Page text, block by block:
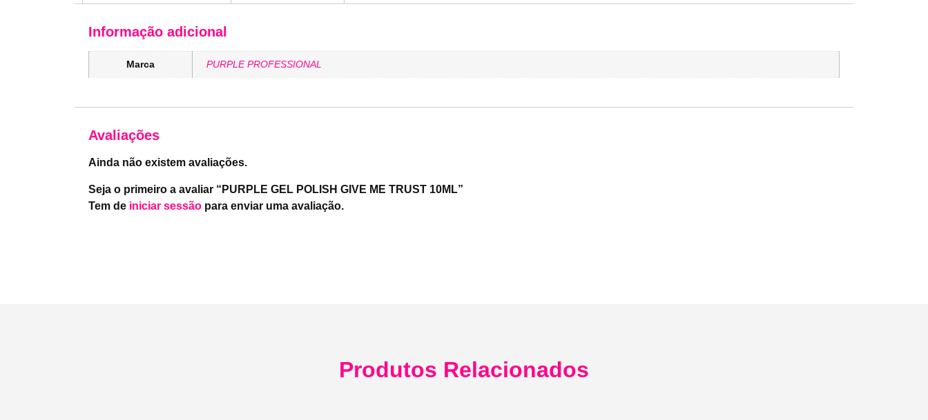
Informação adicional
Marca PURPLE PROFESSIONAL
Avaliações
Ainda não existem avaliações.
Seja o primeiro a avaliar “PURPLE GEL POLISH GIVE ME TRUST 10ML”
Tem de iniciar sessãopara enviar uma avaliação.
Produtos Relacionados